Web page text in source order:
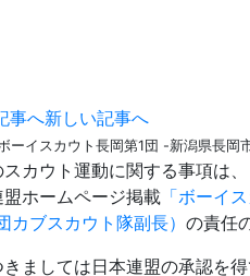
事へ新しい記事へ
イスカウト長岡第1団 -新潟県長岡
カウト運動に関する事項は、
ホームページ掲載 「ボーイ
カブスカウト隊副長） の責任
ましては日本連盟の承認を得